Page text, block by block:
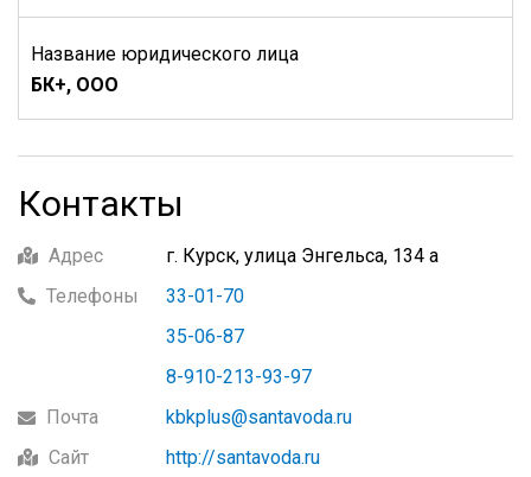
Название юридического лица
БК+, ООО
Контакты
Адрес
г. Курск, улица Энгельса, 134 а
Телефоны
33-01-70
35-06-87
8-910-213-93-97
Почта
kbkplus@santavoda.ru
Сайт
http://santavoda.ru